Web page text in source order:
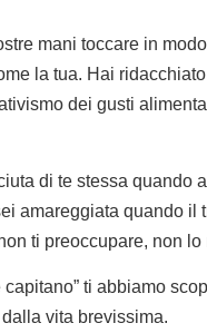
mani toccare in
la tua. Hai
dei gusti
di te stessa quando
amareggiata quando il
ti preoccupare, non
capitano” ti abbiamo
vita brevissima.